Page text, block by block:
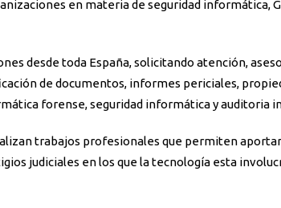
en materia de seguridad informática,
desde toda España, solicitando atención,
de documentos, informes periciales,
forense, seguridad informática y auditoria
trabajos profesionales que permiten
judiciales en los que la tecnología esta